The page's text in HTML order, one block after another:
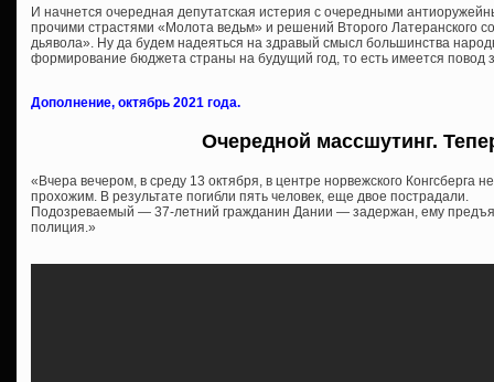
И начнется очередная депутатская истерия с очередными
прочими страстями «Молота ведьм» и решений Второго Латеранского
дьявола». Ну да будем надеяться на здравый смысл большинства
формирование бюджета страны на будущий год, то есть имеется повод
Дополнение, октябрь 2021 года.
Очередной массшутинг.
«Вчера вечером, в среду 13 октября, в центре норвежского Конгсберга
прохожим. В результате погибли пять человек, еще двое пострадали.
Подозреваемый — 37-летний гражданин Дании — задержан, ему
полиция.»